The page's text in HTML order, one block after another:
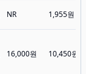
NR 1,955원
16,000원 10,450원